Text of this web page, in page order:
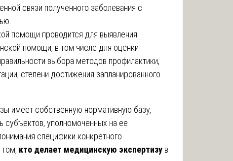
связи полученного заболевания с
помощи проводится для выявления
помощи, в том числе для оценки
выбора методов профилактики,
степени достижения запланированного
имеет собственную нормативную базу,
субъектов, уполномоченных на ее
специфики конкретного
кто делает медицинскую экспертизу в